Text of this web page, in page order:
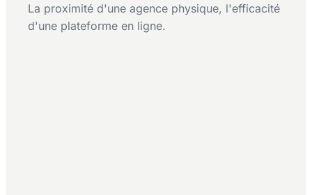
La proximité d'une agence physique, l'efficacité
d'une plateforme en ligne.